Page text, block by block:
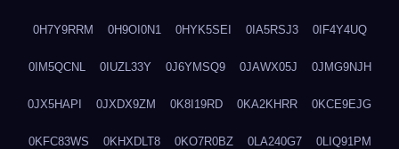
0H7Y9RRM 0H9OI0N1 0HYK5SEI 0IA5RSJ3 0IF4Y4UQ
0IM5QCNL 0IUZL33Y 0J6YMSQ9 0JAWX05J 0JMG9NJH
0JX5HAPI 0JXDX9ZM 0K8I19RD 0KA2KHRR 0KCE9EJG
0KFC83WS 0KHXDLT8 0KO7R0BZ 0LA240G7 0LIQ91PM